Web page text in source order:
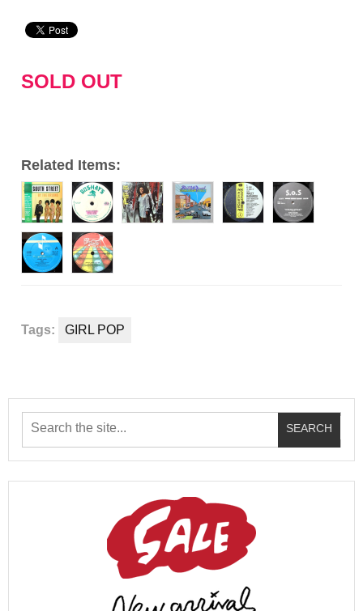
プ
ヤ
SOLD OUT
Related Items:
Tags: GIRL POP